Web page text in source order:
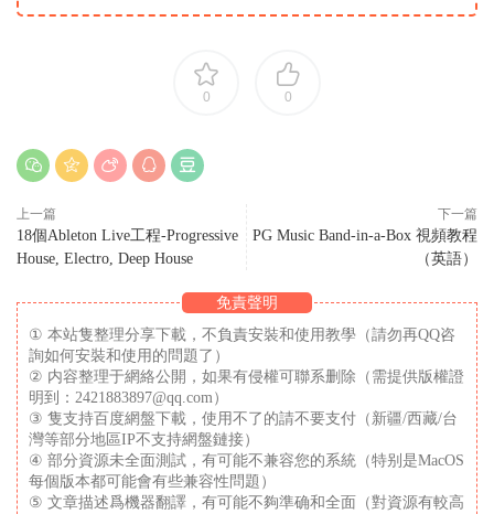
0 0
上一篇
18個Ableton Live工程-Progressive
House, Electro, Deep House
下一篇
PG Music Band-in-a-Box 視頻教程
（英語）
免責聲明
① 本站隻整理分享下載，不負責安裝和使用教學（請勿再QQ咨
詢如何安裝和使用的問題了）
② 内容整理于網絡公開，如果有侵權可聯系删除（需提供版權證
明到：2421883897@qq.com）
③ 隻支持百度網盤下載，使用不了的請不要支付（新疆/西藏/台
灣等部分地區IP不支持網盤鏈接）
④ 部分資源未全面測試，有可能不兼容您的系統（特别是MacOS
每個版本都可能會有些兼容性問題）
⑤ 文章描述爲機器翻譯，有可能不夠準确和全面（對資源有較高